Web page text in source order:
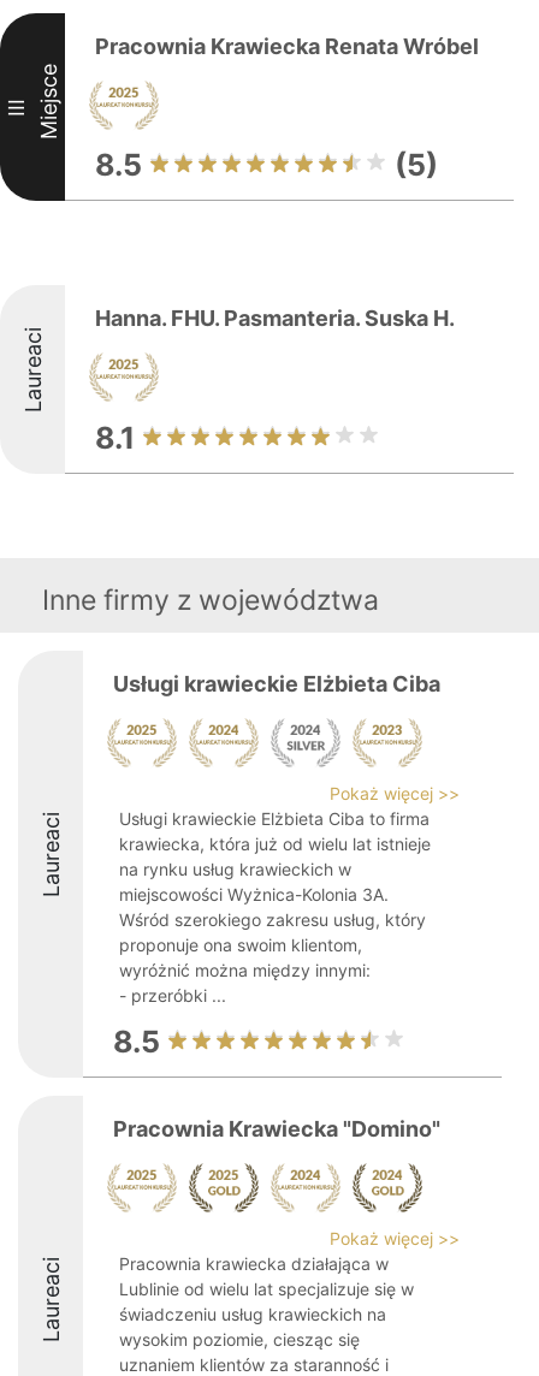
III Miejsce
Pracownia Krawiecka Renata Wróbel
8.5 (5)
Laureaci
Hanna. FHU. Pasmanteria. Suska H.
8.1
Inne firmy z województwa
Laureaci
Usługi krawieckie Elżbieta Ciba
Pokaż więcej >>
Usługi krawieckie Elżbieta Ciba to firma
krawiecka, która już od wielu lat istnieje
na rynku usług krawieckich w
miejscowości Wyżnica-Kolonia 3A.
Wśród szerokiego zakresu usług, który
proponuje ona swoim klientom,
wyróżnić można między innymi:
- przeróbki ...
8.5
Laureaci
Pracownia Krawiecka "Domino"
Pokaż więcej >>
Pracownia krawiecka działająca w
Lublinie od wielu lat specjalizuje się w
świadczeniu usług krawieckich na
wysokim poziomie, ciesząc się
uznaniem klientów za staranność i